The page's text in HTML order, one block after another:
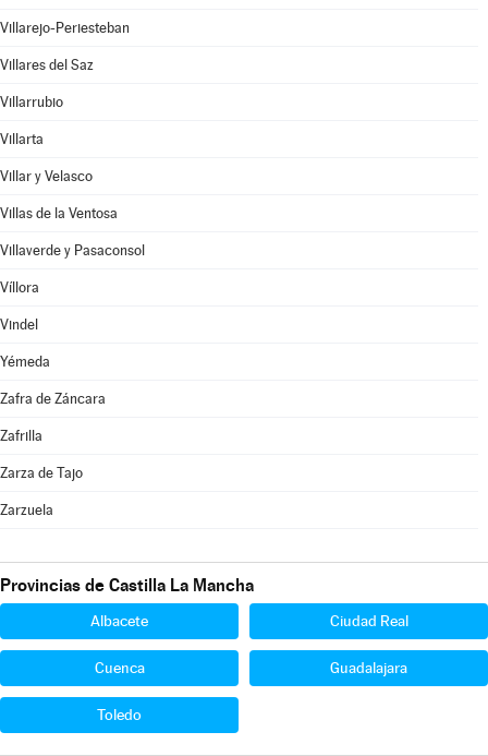
Villarejo-Periesteban
Villares del Saz
Villarrubio
Villarta
Villar y Velasco
Villas de la Ventosa
Villaverde y Pasaconsol
Víllora
Vindel
Yémeda
Zafra de Záncara
Zafrilla
Zarza de Tajo
Zarzuela
Provincias de Castilla La Mancha
Albacete Ciudad Real
Cuenca Guadalajara
Toledo